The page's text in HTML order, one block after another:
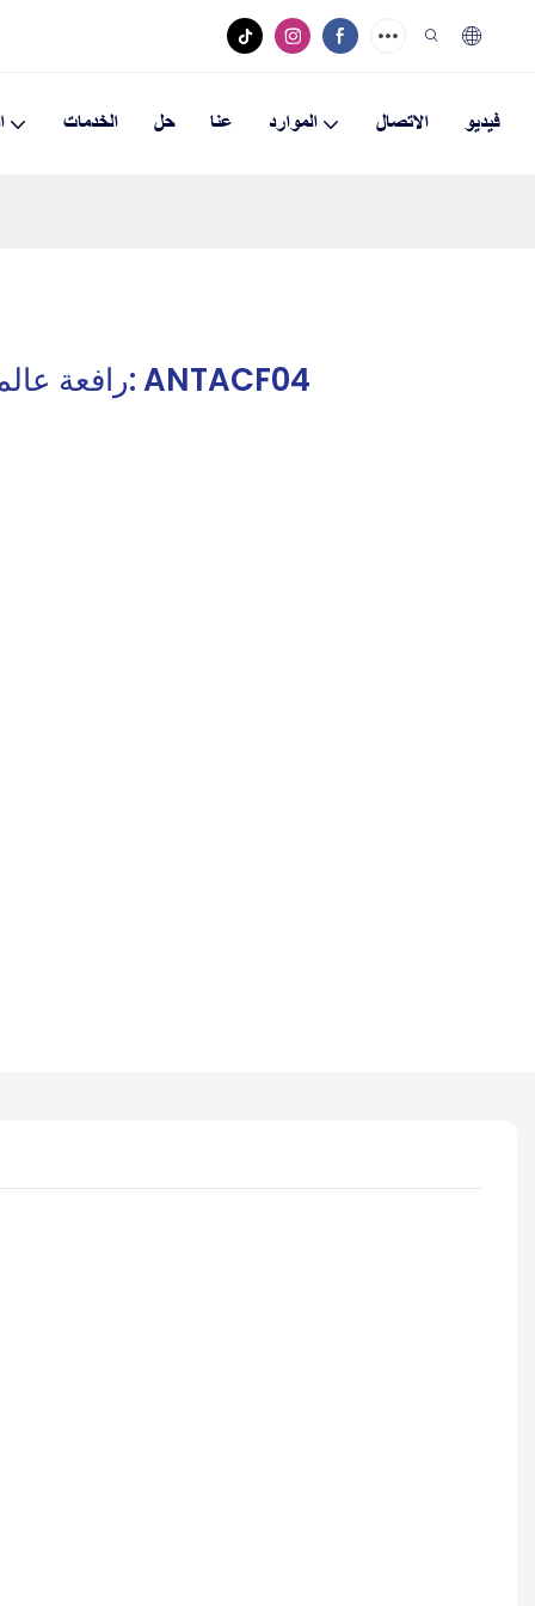
الخدمات حل عنا الموارد الاتصال فيديو
رافعة عالمية قابلة للتعديل، رقم الموديل: ANTACF04